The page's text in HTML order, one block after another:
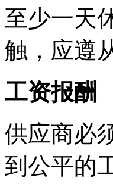
至少一天
触，应遵
工资报酬
供应商必
到公平的